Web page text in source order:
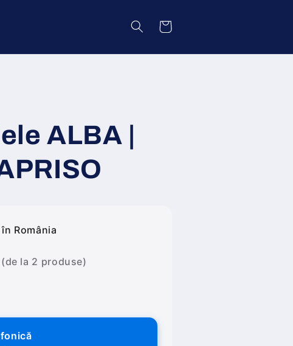
Coș
ALBA |
România
(de la 2 produse)